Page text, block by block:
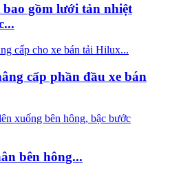
gồm lưới tản nhiệt
cấp phần đầu xe bán
bên hông...